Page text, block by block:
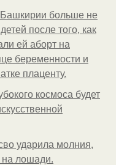
больше не
после того, как
ей аборт на
беременности и
плаценту.
космоса будет
ударила молния,
на лошади.